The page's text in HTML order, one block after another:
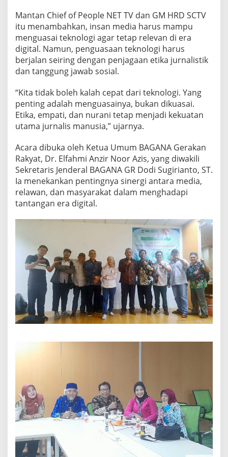
Mantan Chief of People NET TV dan GM HRD SCTV
itu menambahkan, insan media harus mampu
menguasai teknologi agar tetap relevan di era
digital. Namun, penguasaan teknologi harus
berjalan seiring dengan penjagaan etika jurnalistik
dan tanggung jawab sosial.
“Kita tidak boleh kalah cepat dari teknologi. Yang
penting adalah menguasainya, bukan dikuasai.
Etika, empati, dan nurani tetap menjadi kekuatan
utama jurnalis manusia,” ujarnya.
Acara dibuka oleh Ketua Umum BAGANA Gerakan
Rakyat, Dr. Elfahmi Anzir Noor Azis, yang diwakili
Sekretaris Jenderal BAGANA GR Dodi Sugirianto, ST.
Ia menekankan pentingnya sinergi antara media,
relawan, dan masyarakat dalam menghadapi
tantangan era digital.